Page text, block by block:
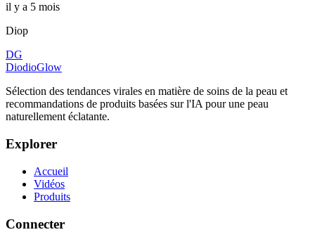
il y a 5 mois
Diop
DG
DiodioGlow
Sélection des tendances virales en matière de soins de la peau et
recommandations de produits basées sur l'IA pour une peau
naturellement éclatante.
Explorer
Accueil
Vidéos
Produits
Connecter